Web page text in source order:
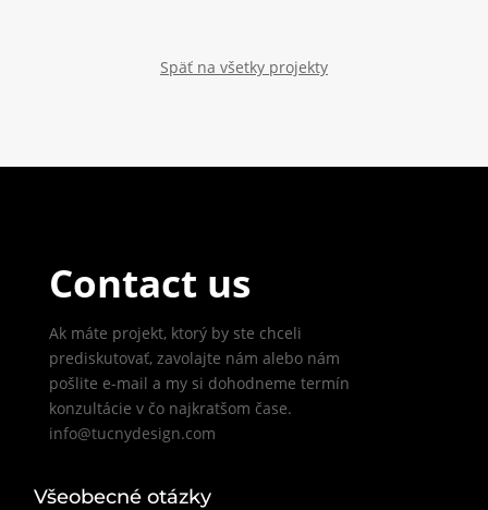
Späť na všetky projekty
Contact us
Ak máte projekt, ktorý by ste chceli
prediskutovať, zavolajte nám alebo nám
pošlite e-mail a my si dohodneme termín
konzultácie v čo najkratšom čase.
info@tucnydesign.com
Všeobecné otázky